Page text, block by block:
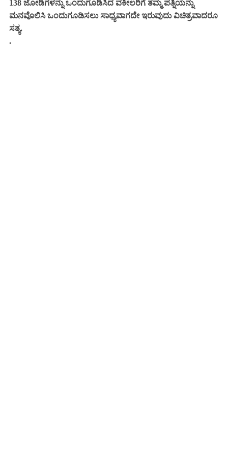
138 ಜೋಡಿಗಳನ್ನು ಒಂದುಗೂಡಿಸಿದ ವಕೀಲರಿಗೆ ತಮ್ಮ ಪತ್ನಿಯನ್ನು
ಮನವೊಲಿಸಿ ಒಂದುಗೂಡಿಸಲು ಸಾಧ್ಯವಾಗದೇ ಇರುವುದು ವಿಚಿತ್ರವಾದರೂ
ಸತ್ಯ.
.